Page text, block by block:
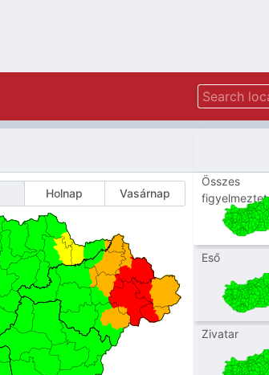
Holnap Vasárnap
Összes
Eső
Zivatar